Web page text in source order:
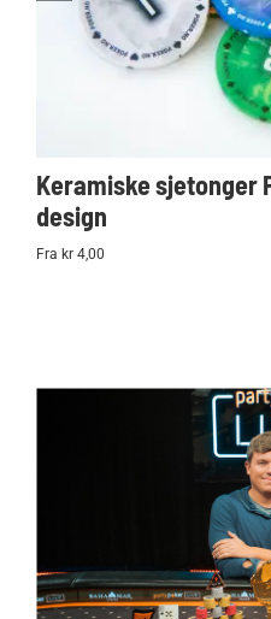
Keramiske sjetonger
design
Fra kr 4,00